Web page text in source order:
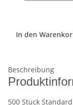
In den
Beschreibung
500 Stück